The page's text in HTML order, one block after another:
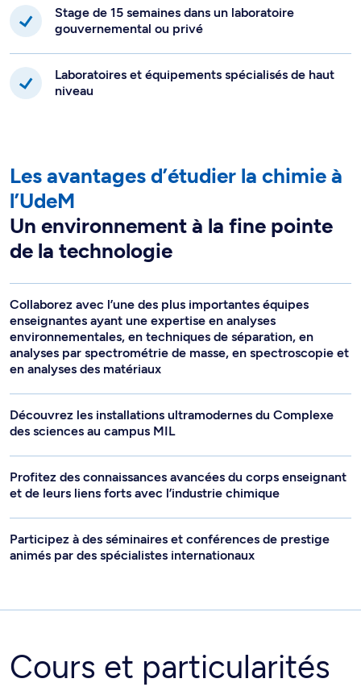
Stage de 15 semaines dans un laboratoire
gouvernemental ou privé
Laboratoires et équipements spécialisés de haut
niveau
Les avantages d’étudier la chimie à
l’UdeM
Un environnement à la fine pointe
de la technologie
Collaborez avec l’une des plus importantes équipes
enseignantes ayant une expertise en analyses
environnementales, en techniques de séparation, en
analyses par spectrométrie de masse, en spectroscopie et
en analyses des matériaux
Découvrez les installations ultramodernes du Complexe
des sciences au campus MIL
Profitez des connaissances avancées du corps enseignant
et de leurs liens forts avec l’industrie chimique
Participez à des séminaires et conférences de prestige
animés par des spécialistes internationaux
Cours et particularités